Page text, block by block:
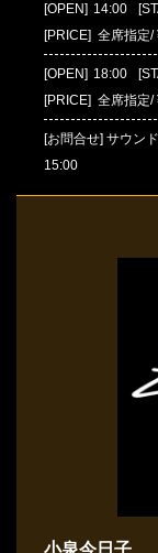
[OPEN] 14:00
[PRICE] 全席指定/
[OPEN] 18:00
[PRICE] 全席指定/
[お問合せ] サウン
15:00
小泉今日子